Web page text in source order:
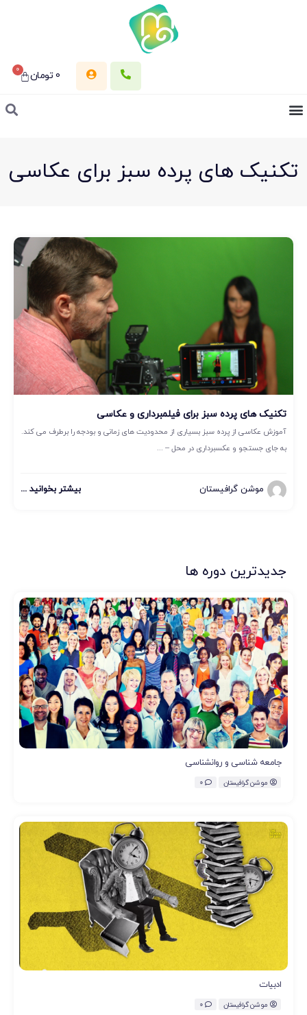
0 تومان 0
تکنیک های پرده سبز برای عکاسی
تکنیک های پرده سبز برای فیلمبرداری و عکاسی
آموزش عکاسی از پرده سبز بسیاری از محدودیت های زمانی و بودجه را برطرف می کند.
به جای جستجو و عکسبرداری در محل – ...
موشن گرافیستان بیشتر بخوانید ...
جدیدترین دوره ها
جامعه شناسی و روانشناسی
موشن گرافیستان 0
ادبیات
موشن گرافیستان 0